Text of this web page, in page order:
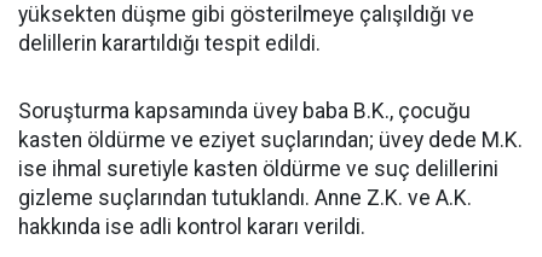
yüksekten düşme gibi gösterilmeye çalışıldığı ve
delillerin karartıldığı tespit edildi.
Soruşturma kapsamında üvey baba B.K., çocuğu
kasten öldürme ve eziyet suçlarından; üvey dede M.K.
ise ihmal suretiyle kasten öldürme ve suç delillerini
gizleme suçlarından tutuklandı. Anne Z.K. ve A.K.
hakkında ise adli kontrol kararı verildi.